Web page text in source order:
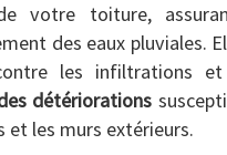
votre toiture,
des eaux pluviales.
les infiltrations et
détériorations
et les murs extérieurs.